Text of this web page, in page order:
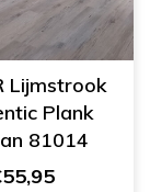
Lijmstrook
Plank
81014